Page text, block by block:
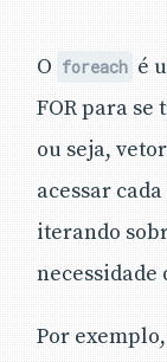
O foreach é
FOR para se
ou seja,
acessar
iterando
necessidade
Por